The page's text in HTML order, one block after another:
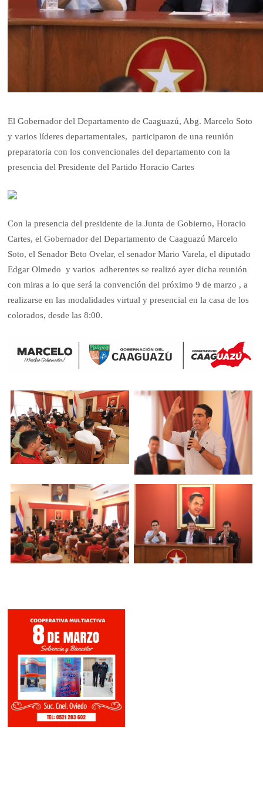
El Gobernador del Departamento de Caaguazú, Abg. Marcelo Soto
y varios líderes departamentales, participaron de una reunión
preparatoria con los convencionales del departamento con la
presencia del Presidente del Partido Horacio Cartes
Con la presencia del presidente de la Junta de Gobierno, Horacio
Cartes, el Gobernador del Departamento de Caaguazú Marcelo
Soto, el Senador Beto Ovelar, el senador Mario Varela, el diputado
Edgar Olmedo y varios adherentes se realizó ayer dicha reunión
con miras a lo que será la convención del próximo 9 de marzo , a
realizarse en las modalida­des virtual y presencial en la casa de los
colorados, desde las 8:00.